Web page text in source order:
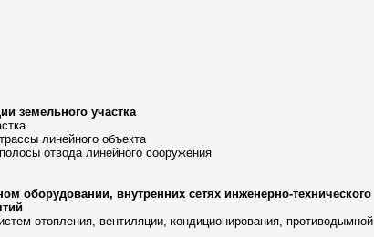
земельного участка
линейного объекта
отвода линейного сооружения
оборудовании, внутренних сетях инженерно-технического
отопления, вентиляции, кондиционирования, противодымной